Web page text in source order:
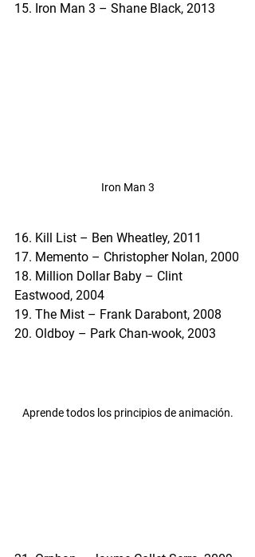
15. Iron Man 3 – Shane Black, 2013
Iron Man 3
16. Kill List – Ben Wheatley, 2011
17. Memento – Christopher Nolan, 2000
18. Million Dollar Baby – Clint
Eastwood, 2004
19. The Mist – Frank Darabont, 2008
20. Oldboy – Park Chan-wook, 2003
Aprende todos los principios de animación.